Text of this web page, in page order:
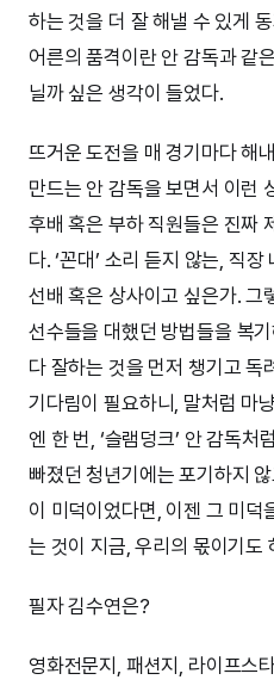
하는 것을 더 잘 해낼 수 있게
어른의 품격이란 안 감독과 같
닐까 싶은 생각이 들었다.
뜨거운 도전을 매 경기마다 해
만드는 안 감독을 보면서 이런
후배 혹은 부하 직원들은 진짜
다. ‘꼰대’ 소리 듣지 않는, 직
선배 혹은 상사이고 싶은가. 그
선수들을 대했던 방법들을 복
다 잘하는 것을 먼저 챙기고 독
기다림이 필요하니, 말처럼 마
엔 한 번, ‘슬램덩크’ 안 감독처
빠졌던 청년기에는 포기하지
이 미덕이었다면, 이젠 그 미덕
는 것이 지금, 우리의 몫이기도
필자 김수연은?
영화전문지, 패션지, 라이프스